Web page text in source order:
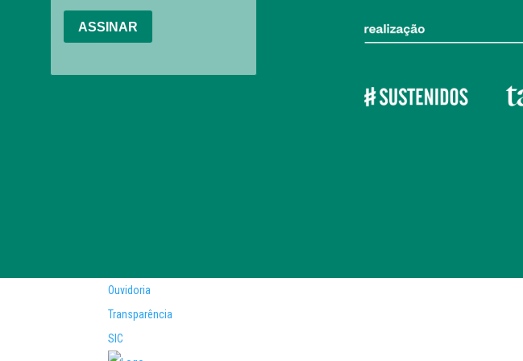
Ouvidoria
Transparência
SIC